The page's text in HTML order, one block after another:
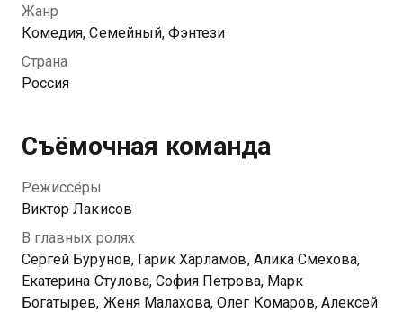
проникает Баба-яга, и у нее есть свои коварные
планы.
Жанр
Комедия, Семейный, Фэнтези
Страна
Россия
Съёмочная команда
Режиссёры
Виктор Лакисов
В главных ролях
Сергей Бурунов, Гарик Харламов, Алика Смехова,
Екатерина Стулова, София Петрова, Марк
Богатырев, Женя Малахова, Олег Комаров, Алексей